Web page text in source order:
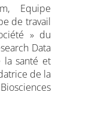
Equipe
de travail
» du
Data
la santé et
de la